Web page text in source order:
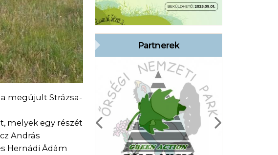
megújult Strázsa-
melyek egy részét
András
Hernádi Ádám
Partnerek
Previous Next